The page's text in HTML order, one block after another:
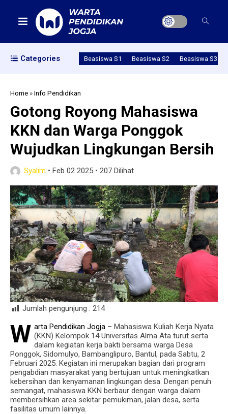
Categories Beasiswa S1 Beasiswa S2 Beasiswa S3
Home »Info Pendidikan
Gotong Royong Mahasiswa
KKN dan Warga Ponggok
Wujudkan Lingkungan Bersih
Syalim • Feb 02 2025 • 207 Dilihat
Jumlah pengunjung : 214
W arta Pendidikan Jogja – Mahasiswa Kuliah Kerja Nyata
(KKN) Kelompok 14 Universitas Alma Ata turut serta
dalam kegiatan kerja bakti bersama warga Desa
Ponggok, Sidomulyo, Bambanglipuro, Bantul, pada Sabtu, 2
Februari 2025. Kegiatan ini merupakan bagian dari program
pengabdian masyarakat yang bertujuan untuk meningkatkan
kebersihan dan kenyamanan lingkungan desa. Dengan penuh
semangat, mahasiswa KKN berbaur dengan warga dalam
membersihkan area sekitar pemukiman, jalan desa, serta
fasilitas umum lainnya.